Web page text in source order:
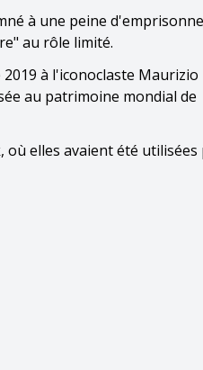
à une peine
au rôle limité.
à l'iconoclaste Maurizio
au patrimoine mondial de
où elles avaient été utilisées